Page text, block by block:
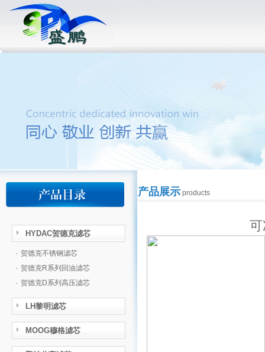
HYDAC贺德克滤芯
· 贺德克不锈钢滤芯
· 贺德克R系列回油滤芯
· 贺德克D系列高压滤芯
LH黎明滤芯
MOOG穆格滤芯
产品展示 products